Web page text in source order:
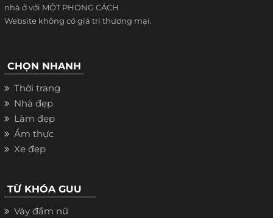
nhà ở với MỘT PHONG CÁCH
Website không có giá trị thương mại.
CHỌN NHANH
Thời trang
Nhà đẹp
Làm đẹp
Ẩm thực
Xe đẹp
TỪ KHÓA GUU
Váy đầm nữ